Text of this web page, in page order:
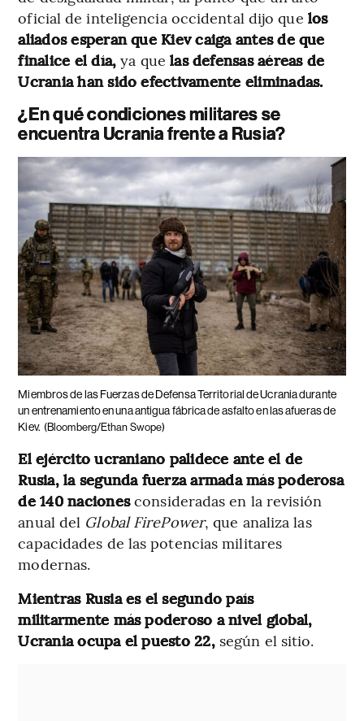
oficial de inteligencia occidental dijo que los
aliados esperan que Kiev caiga antes de que
finalice el día, ya quelas defensas aéreas de
Ucrania han sido efectivamente eliminadas.
¿En qué condiciones militares se
encuentra Ucrania frente a Rusia?
Miembros de las Fuerzas de Defensa Territorial de Ucrania durante
un entrenamiento en una antigua fábrica de asfalto en las afueras de
Kiev. (Bloomberg/Ethan Swope)
El ejército ucraniano palidece ante el de
Rusia, la segunda fuerza armada más poderosa
de 140 nacionesconsideradas en la revisión
anual del Global FirePower, que analiza las
capacidades de las potencias militares
modernas.
Mientras Rusia es el segundo país
militarmente más poderoso a nivel global,
Ucrania ocupa el puesto 22,según el sitio.